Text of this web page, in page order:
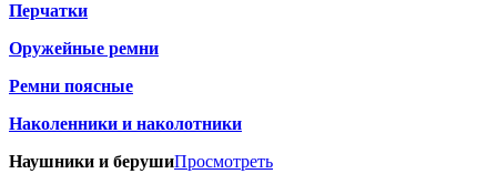
Перчатки
Оружейные ремни
Ремни поясные
Наколенники и наколотники
Наушники и берушиПросмотреть